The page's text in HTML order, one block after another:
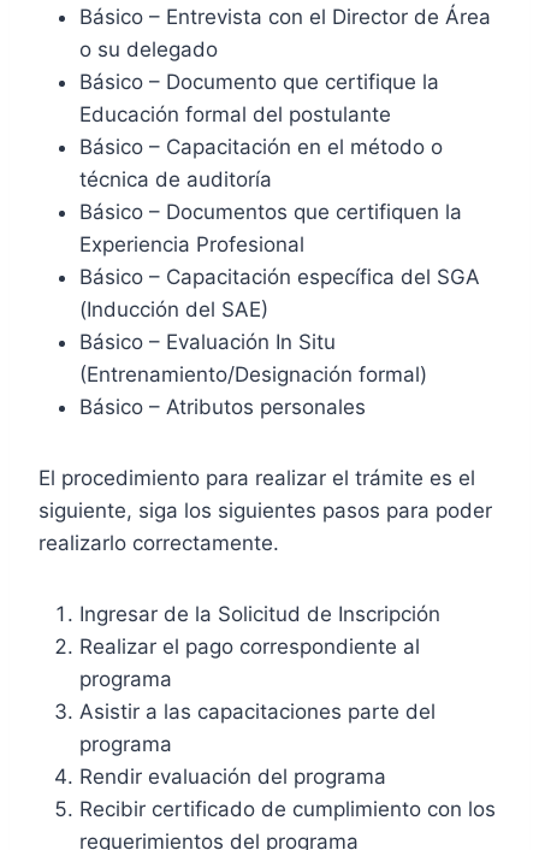
Básico – Entrevista con el Director de Área
o su delegado
Básico – Documento que certifique la
Educación formal del postulante
Básico – Capacitación en el método o
técnica de auditoría
Básico – Documentos que certifiquen la
Experiencia Profesional
Básico – Capacitación específica del SGA
(Inducción del SAE)
Básico – Evaluación In Situ
(Entrenamiento/Designación formal)
Básico – Atributos personales
El procedimiento para realizar el trámite es el
siguiente, siga los siguientes pasos para poder
realizarlo correctamente.
Ingresar de la Solicitud de Inscripción
Realizar el pago correspondiente al
programa
Asistir a las capacitaciones parte del
programa
Rendir evaluación del programa
Recibir certificado de cumplimiento con los
requerimientos del programa